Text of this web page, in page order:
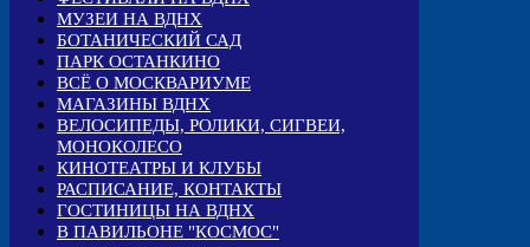
МУЗЕИ НА ВДНХ
БОТАНИЧЕСКИЙ САД
ПАРК ОСТАНКИНО
ВСЁ О МОСКВАРИУМЕ
МАГАЗИНЫ ВДНХ
ВЕЛОСИПЕДЫ, РОЛИКИ, СИГВЕИ,
МОНОКОЛЕСО
КИНОТЕАТРЫ И КЛУБЫ
РАСПИСАНИЕ, КОНТАКТЫ
ГОСТИНИЦЫ НА ВДНХ
В ПАВИЛЬОНЕ "КОСМОС"